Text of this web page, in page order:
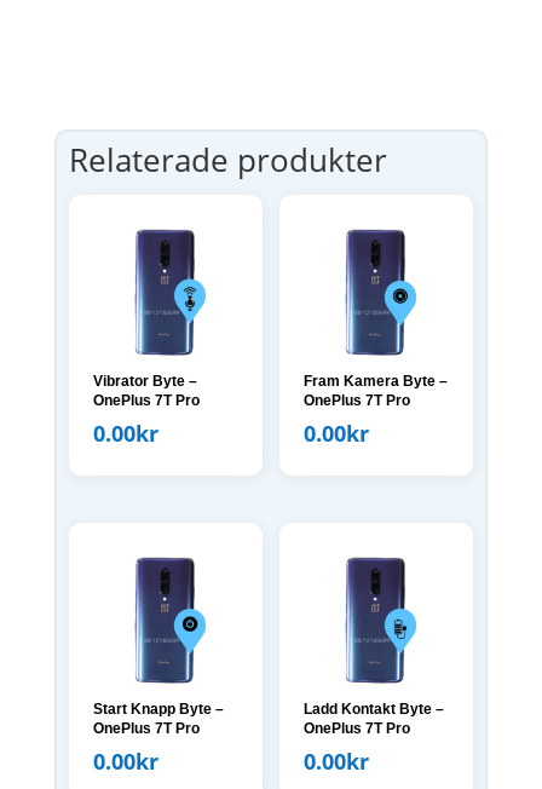
Relaterade produkter
Vibrator Byte –
OnePlus 7T Pro
0.00kr
Fram Kamera Byte –
OnePlus 7T Pro
0.00kr
Start Knapp Byte –
OnePlus 7T Pro
0.00kr
Ladd Kontakt Byte –
OnePlus 7T Pro
0.00kr